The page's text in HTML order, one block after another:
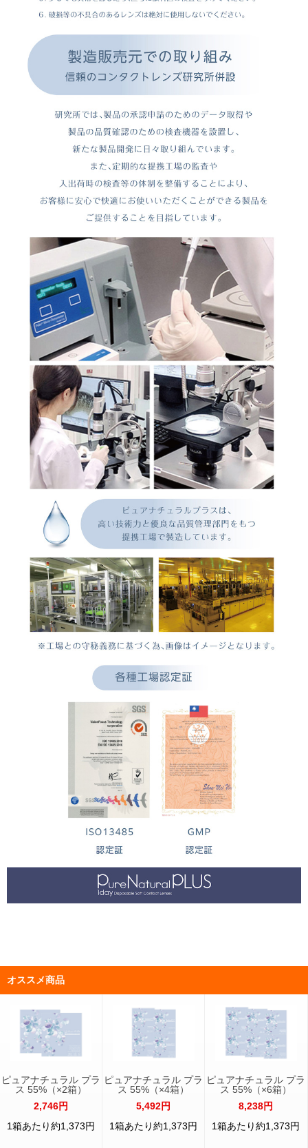
オススメ商品
ピュアナチュラル プラ
ス 55%（×2箱）
2,746円
1箱あたり約1,373円
ピュアナチュラル プラ
ス 55%（×4箱）
5,492円
1箱あたり約1,373円
ピュアナチュラル プラ
ス 55%（×6箱）
8,238円
1箱あたり約1,373円